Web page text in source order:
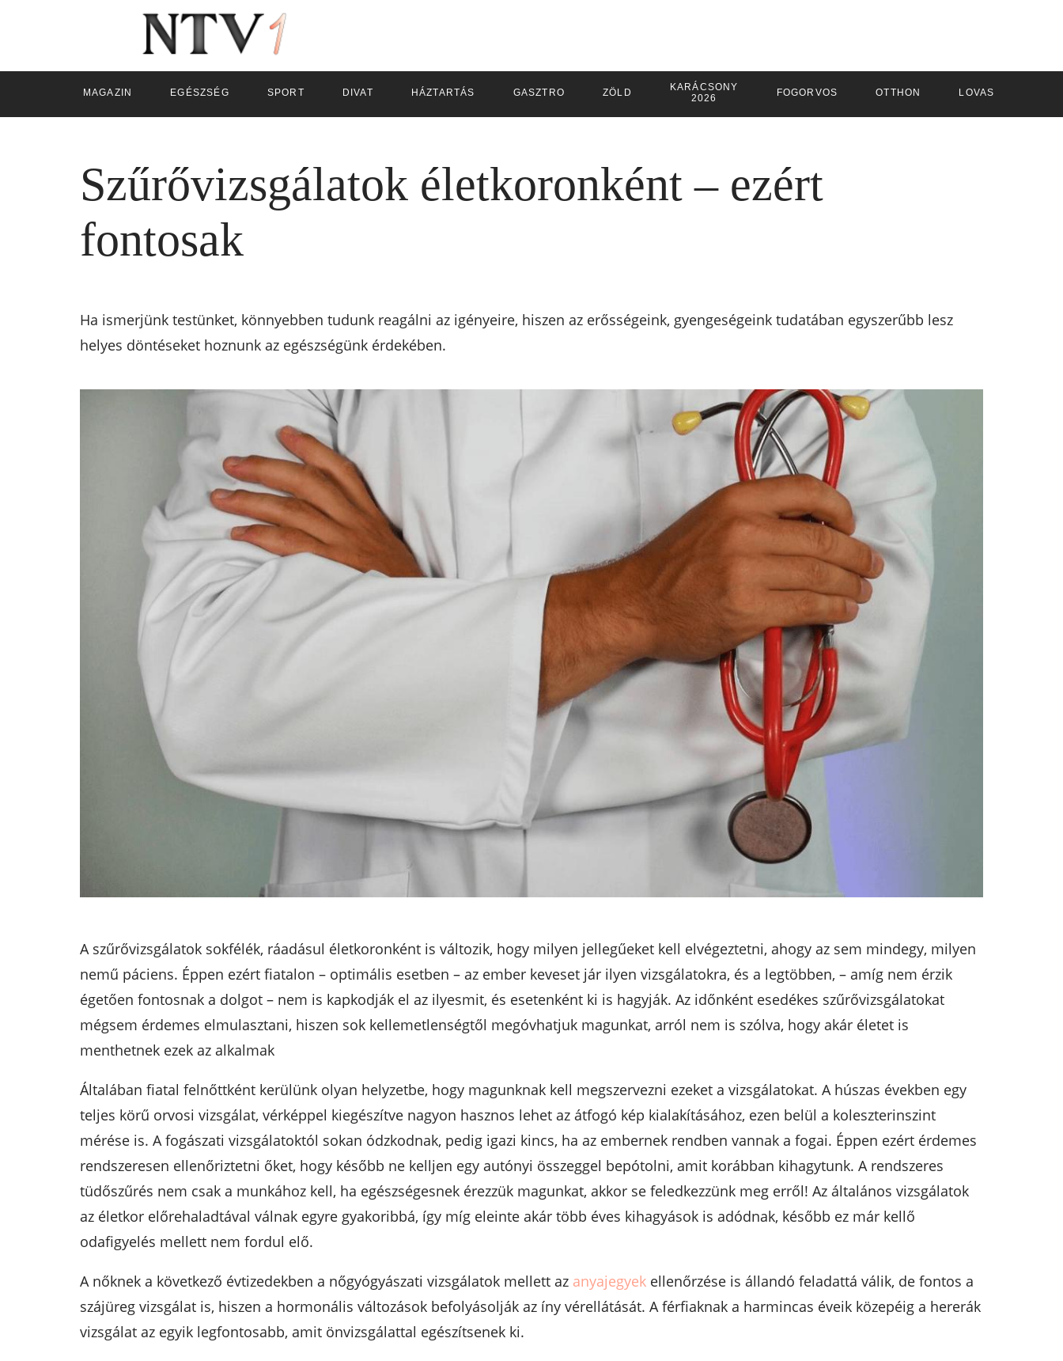
MAGAZIN EGÉSZSÉG SPORT DIVAT HÁZTARTÁS GASZTRO ZÖLD
KARÁCSONY
2026
FOGORVOS OTTHON LOVAS
Szűrővizsgálatok életkoronként – ezért
fontosak
Ha ismerjünk testünket, könnyebben tudunk reagálni az igényeire, hiszen az erősségeink, gyengeségeink tudatában egyszerűbb lesz
helyes döntéseket hoznunk az egészségünk érdekében.
A szűrővizsgálatok sokfélék, ráadásul életkoronként is változik, hogy milyen jellegűeket kell elvégeztetni, ahogy az sem mindegy, milyen
nemű páciens. Éppen ezért fiatalon – optimális esetben – az ember keveset jár ilyen vizsgálatokra, és a legtöbben, – amíg nem érzik
égetően fontosnak a dolgot – nem is kapkodják el az ilyesmit, és esetenként ki is hagyják. Az időnként esedékes szűrővizsgálatokat
mégsem érdemes elmulasztani, hiszen sok kellemetlenségtől megóvhatjuk magunkat, arról nem is szólva, hogy akár életet is
menthetnek ezek az alkalmak
Általában fiatal felnőttként kerülünk olyan helyzetbe, hogy magunknak kell megszervezni ezeket a vizsgálatokat. A húszas években egy
teljes körű orvosi vizsgálat, vérképpel kiegészítve nagyon hasznos lehet az átfogó kép kialakításához, ezen belül a koleszterinszint
mérése is. A fogászati vizsgálatoktól sokan ódzkodnak, pedig igazi kincs, ha az embernek rendben vannak a fogai. Éppen ezért érdemes
rendszeresen ellenőriztetni őket, hogy később ne kelljen egy autónyi összeggel bepótolni, amit korábban kihagytunk. A rendszeres
tüdőszűrés nem csak a munkához kell, ha egészségesnek érezzük magunkat, akkor se feledkezzünk meg erről! Az általános vizsgálatok
az életkor előrehaladtával válnak egyre gyakoribbá, így míg eleinte akár több éves kihagyások is adódnak, később ez már kellő
odafigyelés mellett nem fordul elő.
A nőknek a következő évtizedekben a nőgyógyászati vizsgálatok mellett az anyajegyekellenőrzése is állandó feladattá válik, de fontos a
szájüreg vizsgálat is, hiszen a hormonális változások befolyásolják az íny vérellátását. A férfiaknak a harmincas éveik közepéig a hererák
vizsgálat az egyik legfontosabb, amit önvizsgálattal egészítsenek ki.